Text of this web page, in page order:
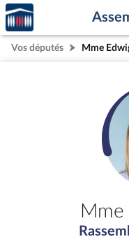
Aller au contenu
Aller en bas de la page
Accèder
à la
page
d'accueil
Vos députés
Mme